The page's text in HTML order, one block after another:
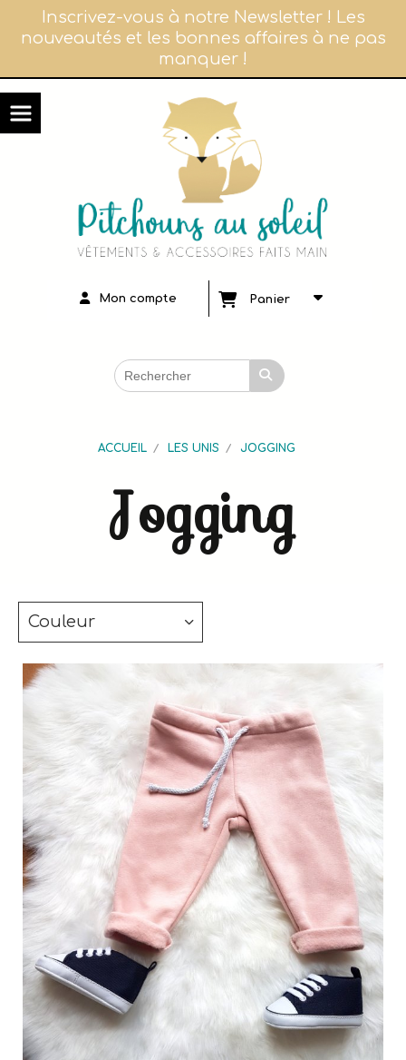
Inscrivez-vous à notre Newsletter ! Les
nouveautés et les bonnes affaires à ne pas
manquer !
Mon compte Panier
ACCUEIL LES UNIS JOGGING
Jogging
Couleur
Panneau de gestion des cookies